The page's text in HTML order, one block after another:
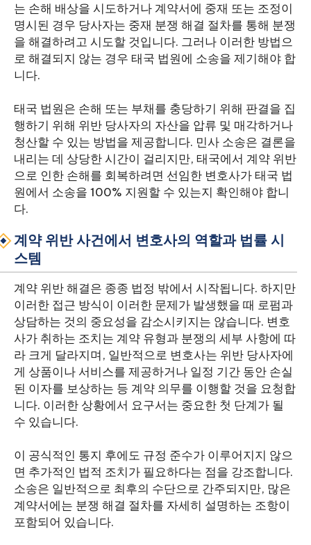
는 손해 배상을 시도하거나 계약서에 중재 또는 조정이
명시된 경우 당사자는 중재 분쟁 해결 절차를 통해 분쟁
을 해결하려고 시도할 것입니다. 그러나 이러한 방법으
로 해결되지 않는 경우 태국 법원에 소송을 제기해야 합
니다.
태국 법원은 손해 또는 부채를 충당하기 위해 판결을 집
행하기 위해 위반 당사자의 자산을 압류 및 매각하거나
청산할 수 있는 방법을 제공합니다. 민사 소송은 결론을
내리는 데 상당한 시간이 걸리지만, 태국에서 계약 위반
으로 인한 손해를 회복하려면 선임한 변호사가 태국 법
원에서 소송을 100% 지원할 수 있는지 확인해야 합니
다.
계약 위반 사건에서 변호사의 역할과 법률 시
스템
계약 위반 해결은 종종 법정 밖에서 시작됩니다. 하지만
이러한 접근 방식이 이러한 문제가 발생했을 때 로펌과
상담하는 것의 중요성을 감소시키지는 않습니다. 변호
사가 취하는 조치는 계약 유형과 분쟁의 세부 사항에 따
라 크게 달라지며, 일반적으로 변호사는 위반 당사자에
게 상품이나 서비스를 제공하거나 일정 기간 동안 손실
된 이자를 보상하는 등 계약 의무를 이행할 것을 요청합
니다. 이러한 상황에서 요구서는 중요한 첫 단계가 될
수 있습니다.
이 공식적인 통지 후에도 규정 준수가 이루어지지 않으
면 추가적인 법적 조치가 필요하다는 점을 강조합니다.
소송은 일반적으로 최후의 수단으로 간주되지만, 많은
계약서에는 분쟁 해결 절차를 자세히 설명하는 조항이
포함되어 있습니다.